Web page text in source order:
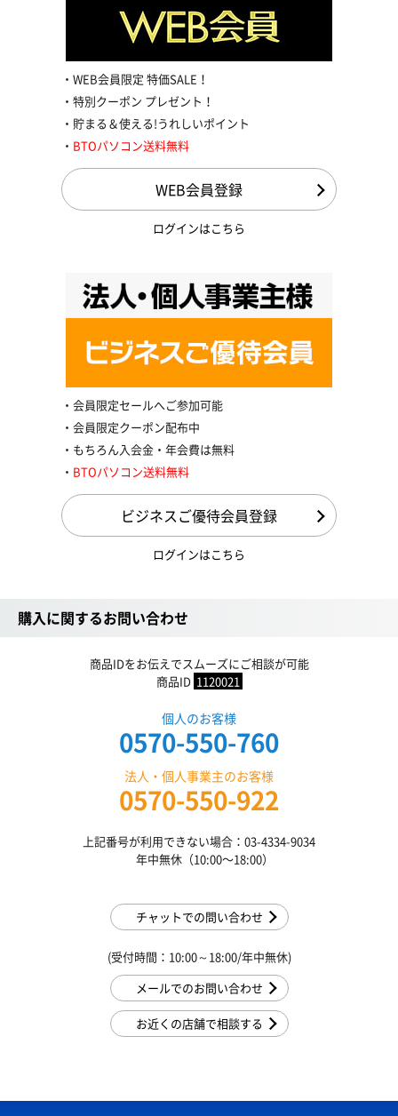
WEB会員限定 特価SALE！
特別クーポン プレゼント！
貯まる＆使える!うれしいポイント
BTOパソコン送料無料
WEB会員登録
ログインはこちら
会員限定セールへご参加可能
会員限定クーポン配布中
もちろん入会金・年会費は無料
BTOパソコン送料無料
ビジネスご優待会員登録
ログインはこちら
購入に関するお問い合わせ
商品IDをお伝えでスムーズにご相談が可能
商品ID 1120021
個人のお客様
0570-550-760
法人・個人事業主のお客様
0570-550-922
上記番号が利用できない場合：03-4334-9034
年中無休（10:00〜18:00）
チャットでの問い合わせ
(受付時間：10:00～18:00/年中無休)
メールでのお問い合わせ
お近くの店舗で相談する